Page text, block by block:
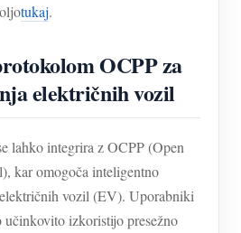
tukaj.
OCPP za
električnih vozil
lahko integrira z OCPP (Open
kar omogoča inteligentno
vozil (EV). Uporabniki
izkoristijo presežno